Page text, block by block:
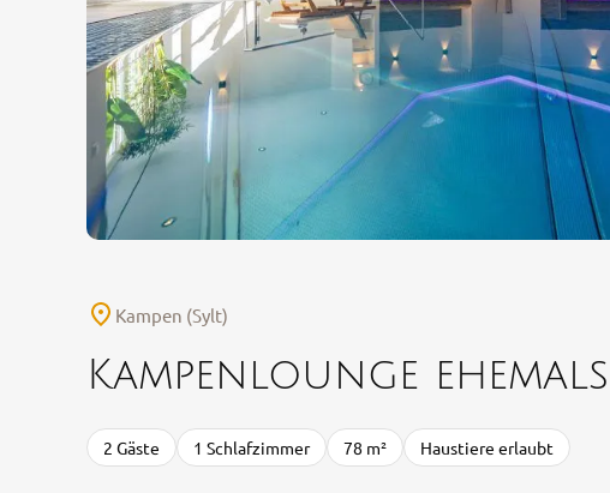
Kampen (Sylt)
Kampenlounge
2 Gäste 1 Schlafzimmer 78 m² Haustiere erlaubt